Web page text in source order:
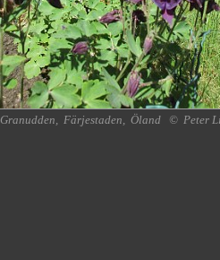
Granudden, Färjestaden, Öland © Peter